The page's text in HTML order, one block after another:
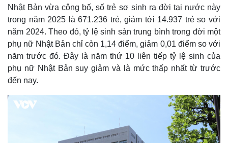
Nhật Bản vừa công bố, số trẻ sơ sinh ra đời tại nước này
trong năm 2025 là 671.236 trẻ, giảm tới 14.937 trẻ so với
năm 2024. Theo đó, tỷ lệ sinh sản trung bình trong đời một
phụ nữ Nhật Bản chỉ còn 1,14 điểm, giảm 0,01 điểm so với
năm trước đó. Đây là năm thứ 10 liên tiếp tỷ lệ sinh của
phụ nữ Nhật Bản suy giảm và là mức thấp nhất từ trước
đến nay.